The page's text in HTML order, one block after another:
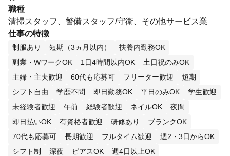
職種
清掃スタッフ、警備スタッフ/守衛、その他サービス業
仕事の特徴
制服あり 短期（3ヵ月以内）
扶養内勤務OK
副業・WワークOK
1日4時間以内OK
土日祝のみOK
主婦・主夫歓迎
60代も応募可 フリーター歓迎
短期
シフト自由
学歴不問 即日勤務OK 平日のみOK
学生歓迎
未経験者歓迎
午前 経験者歓迎 ネイルOK
夜間
即日払いOK
有資格者歓迎 研修あり
ブランクOK
70代も応募可
長期歓迎 フルタイム歓迎
週2・3日からOK
シフト制
深夜 ピアスOK
週4日以上OK